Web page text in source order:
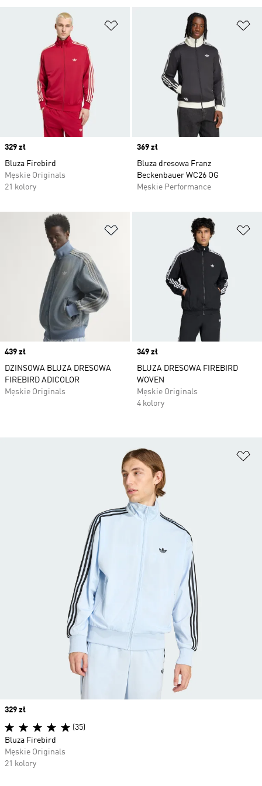
Dodaj do listy życzeń
Price
329 zł
Bluza Firebird
Męskie Originals
21 kolory
Price
369 zł
Bluza dresowa Franz
Beckenbauer WC26 OG
Męskie Performance
Dodaj do listy życzeń
Price
439 zł
DŻINSOWA BLUZA DRESOWA
FIREBIRD ADICOLOR
Męskie Originals
Price
349 zł
BLUZA DRESOWA FIREBIRD
WOVEN
Męskie Originals
4 kolory
Price
329 zł
(35)
Bluza Firebird
Męskie Originals
21 kolory